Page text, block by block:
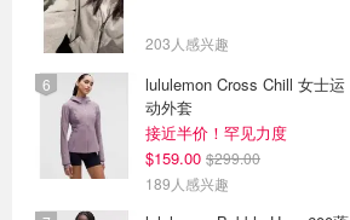
203人感兴趣
lululemon Cross Chill 女士运
动外套
接近半价！罕见力度
$159.00 $299.00
189人感兴趣